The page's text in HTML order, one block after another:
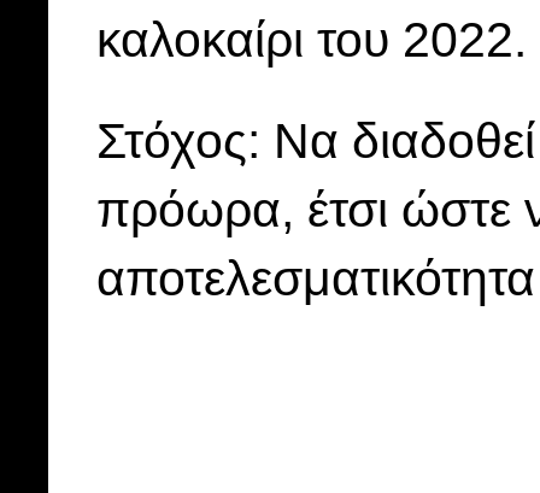
καλοκαίρι του 2022.
Στόχος: Να
πρόωρα, έτσι ώστε